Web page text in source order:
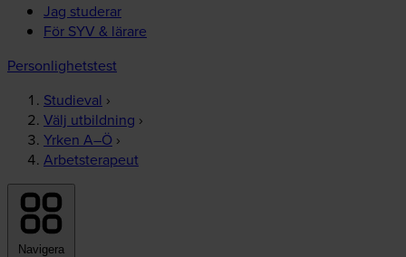
Jag studerar
För SYV & lärare
Personlighetstest
Studieval ›
Välj utbildning ›
Yrken A–Ö ›
Arbetsterapeut
Navigera